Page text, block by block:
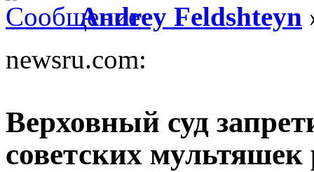
Andrey Feldshteyn
newsru.com:
Верховный суд
советских